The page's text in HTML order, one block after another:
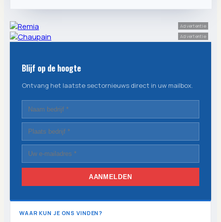
Advertentie
Advertentie
Blijf op de hoogte
Ontvang het laatste sectornieuws direct in uw mailbox.
AANMELDEN
WAAR KUN JE ONS VINDEN?